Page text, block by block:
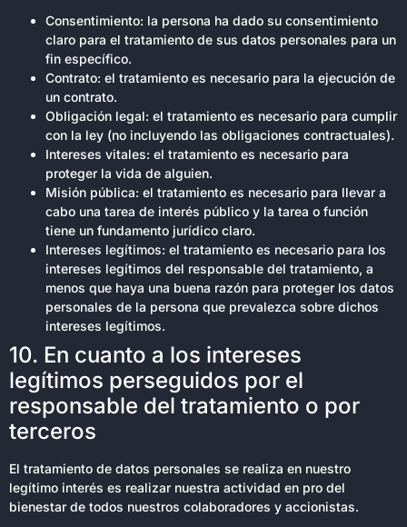
Consentimiento: la persona ha dado su consentimiento
claro para el tratamiento de sus datos personales para un
fin específico.
Contrato: el tratamiento es necesario para la ejecución de
un contrato.
Obligación legal: el tratamiento es necesario para cumplir
con la ley (no incluyendo las obligaciones contractuales).
Intereses vitales: el tratamiento es necesario para
proteger la vida de alguien.
Misión pública: el tratamiento es necesario para llevar a
cabo una tarea de interés público y la tarea o función
tiene un fundamento jurídico claro.
Intereses legítimos: el tratamiento es necesario para los
intereses legítimos del responsable del tratamiento, a
menos que haya una buena razón para proteger los datos
personales de la persona que prevalezca sobre dichos
intereses legítimos.
10. En cuanto a los intereses
legítimos perseguidos por el
responsable del tratamiento o por
terceros
El tratamiento de datos personales se realiza en nuestro
legítimo interés es realizar nuestra actividad en pro del
bienestar de todos nuestros colaboradores y accionistas.